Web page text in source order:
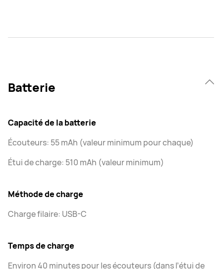
Batterie
Capacité de la batterie
Écouteurs: 55 mAh (valeur minimum pour chaque)
Étui de charge: 510 mAh (valeur minimum)
Méthode de charge
Charge filaire: USB-C
Temps de charge
Environ 40 minutes pour les écouteurs (dans l’étui de